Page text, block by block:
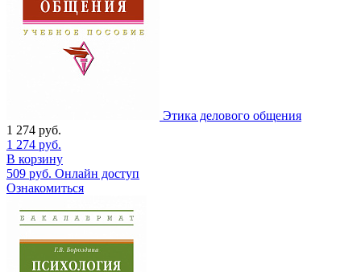
Этика делового общения
1 274 руб.
1 274 руб.
В корзину
509 руб. Онлайн доступ
Ознакомиться